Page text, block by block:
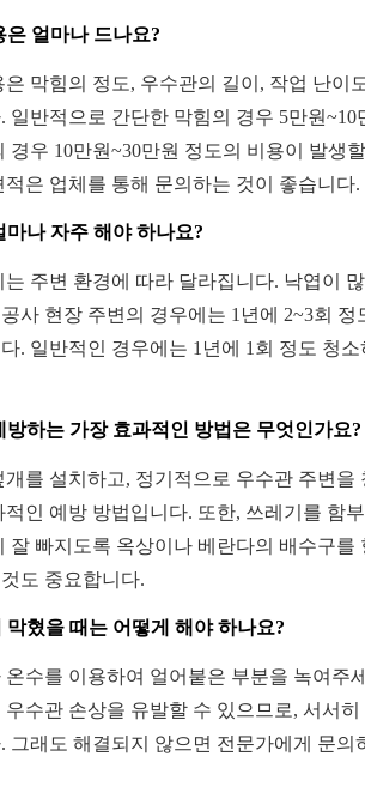
얼마나 드나요?
막힘의 정도, 우수관의 길이, 작업 난이
일반적으로 간단한 막힘의 경우 5만원~10
경우 10만원~30만원 정도의 비용이 발생
은 업체를 통해 문의하는 것이 좋습니다.
나 자주 해야 하나요?
주변 환경에 따라 달라집니다. 낙엽이
사 현장 주변의 경우에는 1년에 2~3회 정
. 일반적인 경우에는 1년에 1회 정도 청소
하는 가장 효과적인 방법은 무엇인가요?
를 설치하고, 정기적으로 우수관 주변을
인 예방 방법입니다. 또한, 쓰레기를 함
잘 빠지도록 옥상이나 베란다의 배수구를
도 중요합니다.
혔을 때는 어떻게 해야 하나요?
수를 이용하여 얼어붙은 부분을 녹여주
수관 손상을 유발할 수 있으므로, 서서히
그래도 해결되지 않으면 전문가에게 문의